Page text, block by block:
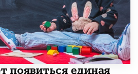
появиться единая